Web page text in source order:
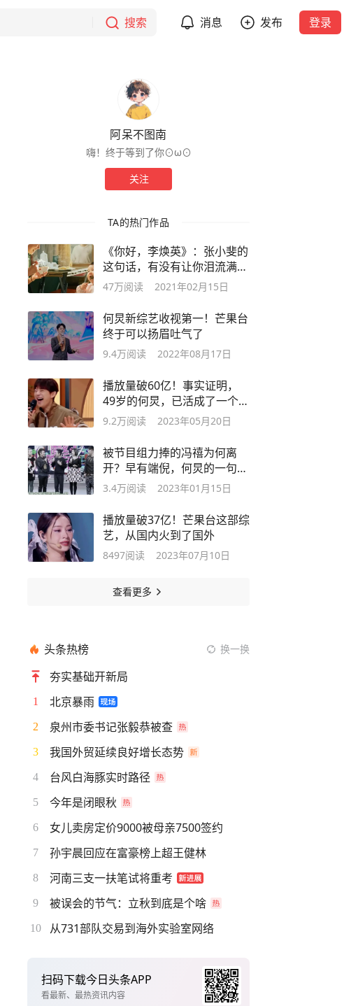
搜索 消息 发布 登录
阿呆不图南
嗨！终于等到了你⊙ω⊙
关注
TA的热门作品
《你好，李焕英》：张小斐的
这句话，有没有让你泪流满
面？
47万阅读 2021年02月15日
何炅新综艺收视第一！芒果台
终于可以扬眉吐气了
9.4万阅读 2022年08月17日
播放量破60亿！事实证明，
49岁的何炅，已活成了一个
“符号”
9.2万阅读 2023年05月20日
被节目组力捧的冯禧为何离
开？早有端倪，何炅的一句话
意味深长
3.4万阅读 2023年01月15日
播放量破37亿！芒果台这部综
艺，从国内火到了国外
8497阅读 2023年07月10日
查看更多
头条热榜 换一换
夯实基础开新局
1 北京暴雨
2 泉州市委书记张毅恭被查
3 我国外贸延续良好增长态势
4 台风白海豚实时路径
5 今年是闭眼秋
6 女儿卖房定价9000被母亲7500签约
7 孙宇晨回应在富豪榜上超王健林
8 河南三支一扶笔试将重考
9 被误会的节气：立秋到底是个啥
10 从731部队交易到海外实验室网络
扫码下载今日头条APP
看最新、最热资讯内容